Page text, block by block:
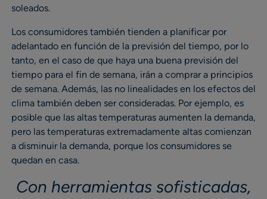
soleados.
Los consumidores también tienden a planificar por
adelantado en función de la previsión del tiempo, por lo
tanto, en el caso de que haya una buena previsión del
tiempo para el fin de semana, irán a comprar a principios
de semana. Además, las no linealidades en los efectos del
clima también deben ser consideradas. Por ejemplo, es
posible que las altas temperaturas aumenten la demanda,
pero las temperaturas extremadamente altas comienzan
a disminuir la demanda, porque los consumidores se
quedan en casa.
Con herramientas sofisticadas,